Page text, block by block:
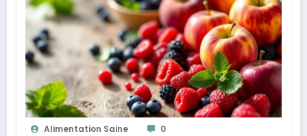
Alimentation Saine 0